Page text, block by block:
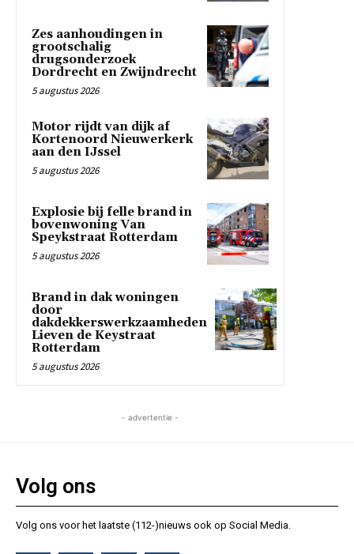
Zes aanhoudingen in
grootschalig
drugsonderzoek
Dordrecht en Zwijndrecht
5 augustus 2026
Motor rijdt van dijk af
Kortenoord Nieuwerkerk
aan den IJssel
5 augustus 2026
Explosie bij felle brand in
bovenwoning Van
Speykstraat Rotterdam
5 augustus 2026
Brand in dak woningen
door
dakdekkerswerkzaamheden
Lieven de Keystraat
Rotterdam
5 augustus 2026
- advertentie -
Volg ons
Volg ons voor het laatste (112-)nieuws ook op Social Media.